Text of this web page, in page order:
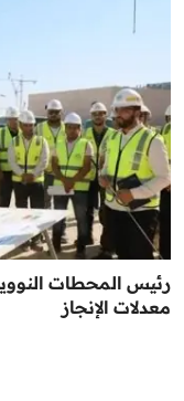
رئيس المحطات
معدلات الإنجاز